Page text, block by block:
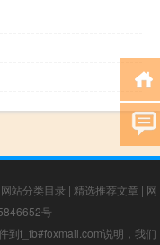
网站分类目录 | 精选推荐文章 | 网
号
到f_fb#foxmail.com说明，我们